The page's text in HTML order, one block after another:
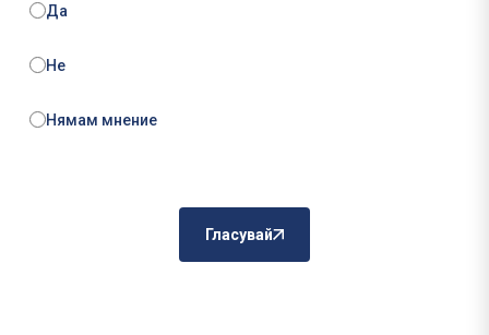
Да
Не
Нямам мнение
Гласувай